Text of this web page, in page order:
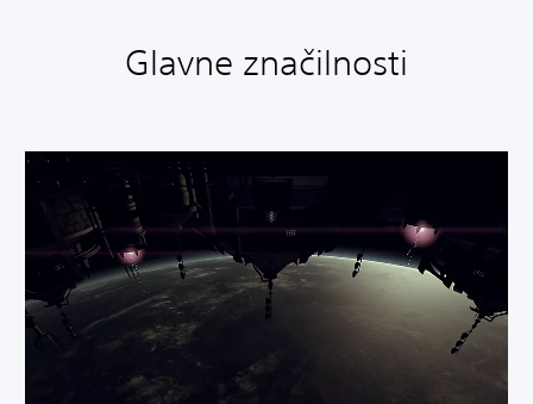
Glavne značilnosti